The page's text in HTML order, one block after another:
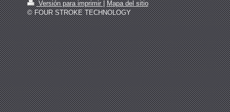
Versión para imprimir| Mapa del sitio
© FOUR STROKE TECHNOLOGY